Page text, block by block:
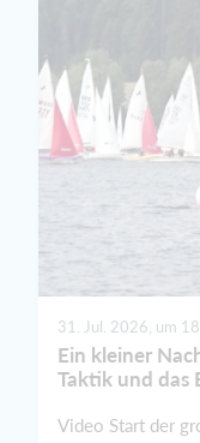
31. Jul. 2026, um
Ein kleiner
Taktik und das
Video Start der